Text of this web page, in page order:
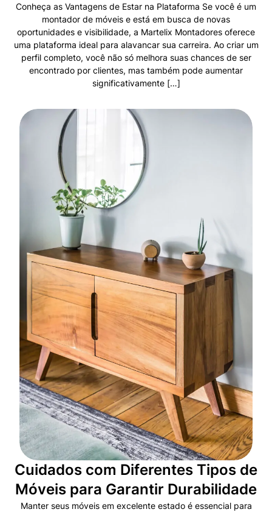
Conheça as Vantagens de Estar na Plataforma Se você é um
montador de móveis e está em busca de novas
oportunidades e visibilidade, a Martelix Montadores oferece
uma plataforma ideal para alavancar sua carreira. Ao criar um
perfil completo, você não só melhora suas chances de ser
encontrado por clientes, mas também pode aumentar
significativamente […]
Cuidados com Diferentes Tipos de
Móveis para Garantir Durabilidade
Manter seus móveis em excelente estado é essencial para